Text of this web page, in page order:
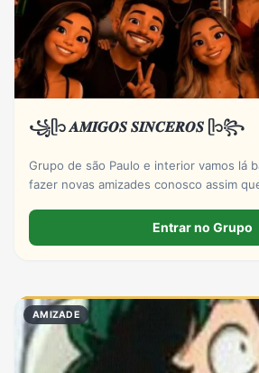
꧁ᥫ᭡ 𝑨𝑴𝑰𝑮𝑶𝑺 𝑺𝑰𝑵𝑪𝑬𝑹𝑶𝑺 ᥫ᭡꧂
Grupo de são Paulo e interior vamos lá
fazer novas amizades conosco assim
Entrar no Grupo
AMIZADE